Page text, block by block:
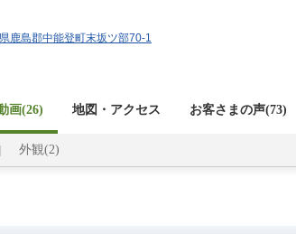
島郡中能登町末坂ツ部70-1
画(26) 地図・アクセス お客さまの声(73)
外観(2)